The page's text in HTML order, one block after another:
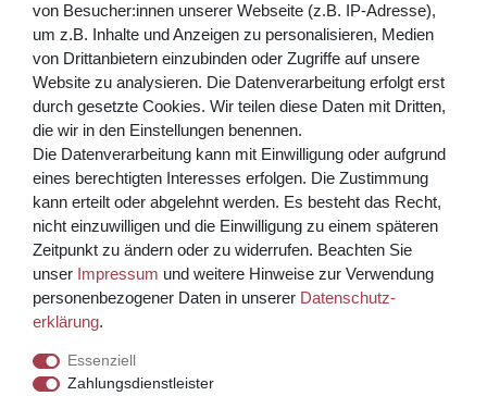
Abonnieren
** Hierbei handelt es sich um ein Pflichtfeld.
Bezahlen Sie bequem per
Kreditkarte über PayPal Funktion
Wir versenden mit
von Besucher:innen unserer Webseite (z.B. IP-Adresse),
um z.B. Inhalte und Anzeigen zu personalisieren, Medien
von Drittanbietern einzubinden oder Zugriffe auf unsere
Website zu analysieren. Die Datenverarbeitung erfolgt erst
durch gesetzte Cookies. Wir teilen diese Daten mit Dritten,
die wir in den Einstellungen benennen.
Die Datenverarbeitung kann mit Einwilligung oder aufgrund
eines berechtigten Interesses erfolgen. Die Zustimmung
kann erteilt oder abgelehnt werden. Es besteht das Recht,
nicht einzuwilligen und die Einwilligung zu einem späteren
Zeitpunkt zu ändern oder zu widerrufen. Beachten Sie
unser Impressum und weitere Hinweise zur Verwendung
personenbezogener Daten in unserer Daten­schutz­
erklärung.
Essenziell
Zahlungsdienstleister